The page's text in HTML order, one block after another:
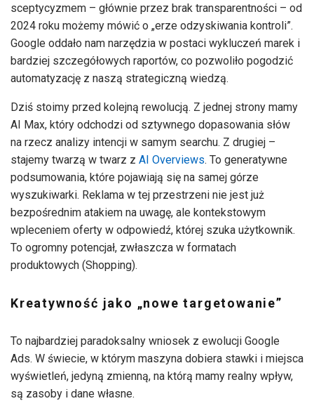
sceptycyzmem – głównie przez brak transparentności – od
2024 roku możemy mówić o „erze odzyskiwania kontroli”.
Google oddało nam narzędzia w postaci wykluczeń marek i
bardziej szczegółowych raportów, co pozwoliło pogodzić
automatyzację z naszą strategiczną wiedzą.
Dziś stoimy przed kolejną rewolucją. Z jednej strony mamy
AI Max, który odchodzi od sztywnego dopasowania słów
na rzecz analizy intencji w samym searchu. Z drugiej –
stajemy twarzą w twarz z AI Overviews. To generatywne
podsumowania, które pojawiają się na samej górze
wyszukiwarki. Reklama w tej przestrzeni nie jest już
bezpośrednim atakiem na uwagę, ale kontekstowym
wpleceniem oferty w odpowiedź, której szuka użytkownik.
To ogromny potencjał, zwłaszcza w formatach
produktowych (Shopping).
Kreatywność jako „nowe targetowanie”
To najbardziej paradoksalny wniosek z ewolucji Google
Ads. W świecie, w którym maszyna dobiera stawki i miejsca
wyświetleń, jedyną zmienną, na którą mamy realny wpływ,
są zasoby i dane własne.